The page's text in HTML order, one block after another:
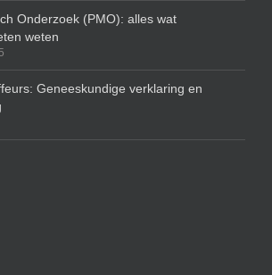
Onderzoek (PMO): alles wat
weten
Geneeskundige verklaring en